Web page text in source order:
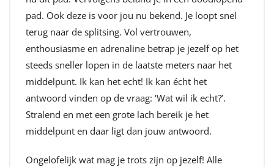
pad. Ook deze is voor jou nu bekend. Je loopt snel
terug naar de splitsing. Vol vertrouwen,
enthousiasme en adrenaline betrap je jezelf op het
steeds sneller lopen in de laatste meters naar het
middelpunt. Ik kan het echt! Ik kan écht het
antwoord vinden op de vraag: ‘Wat wil ik echt?’.
Stralend en met een grote lach bereik je het
middelpunt en daar ligt dan jouw antwoord.
Ongelofelijk wat mag je trots zijn op jezelf! Alle